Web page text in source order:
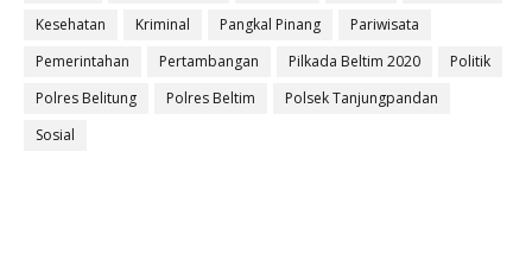
Kesehatan
Kriminal Pangkal Pinang
Pariwisata
Pemerintahan
Pertambangan Pilkada Beltim 2020
Politik
Polres Belitung
Polres Beltim
Polsek Tanjungpandan
Sosial